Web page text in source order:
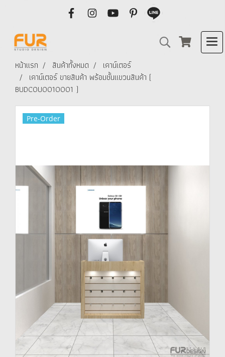
หน้าแรก สินค้าทั้งหมด
เคาน์เตอร์
เคาน์เตอร์ ขายสินค้า พร้อมชั้นแขวนสินค้า (
BUDCOU0010001 )
Pre-Order